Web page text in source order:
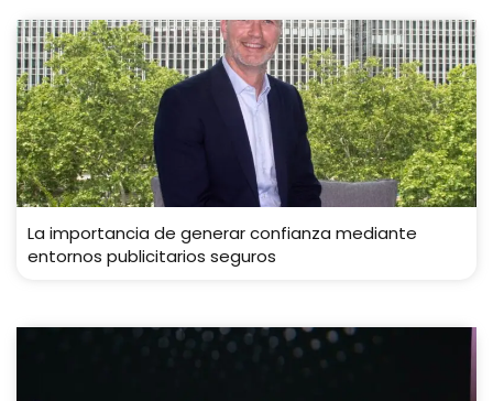
La importancia de generar confianza mediante
entornos publicitarios seguros